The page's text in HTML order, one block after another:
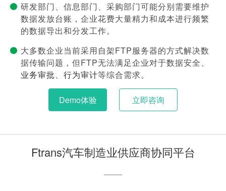
研发部门、信息部门、采购部门可能分别需要维护
数据发放台账，企业花费大量精力和成本进行频繁
的数据导出和分发工作。
大多数企业当前采用自架FTP服务器的方式解决数
据传输问题，但FTP无法满足企业对于数据安全、
业务审批、 行为审计等综合需求。
Demo体验 立即咨询
Ftrans汽车制造业供应商协同平台